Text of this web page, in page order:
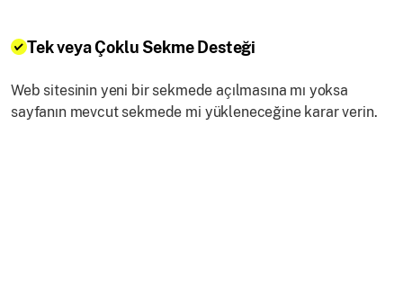
Tek veya Çoklu Sekme Desteği
Web sitesinin yeni bir sekmede açılmasına mı yoksa
sayfanın mevcut sekmede mi yükleneceğine karar verin.